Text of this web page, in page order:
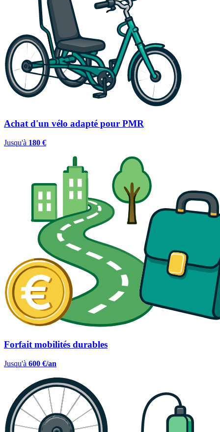
Achat d'un vélo adapté pour PMR
Jusqu'à 180 €
Forfait mobilités durables
Jusqu'à 600 €/an